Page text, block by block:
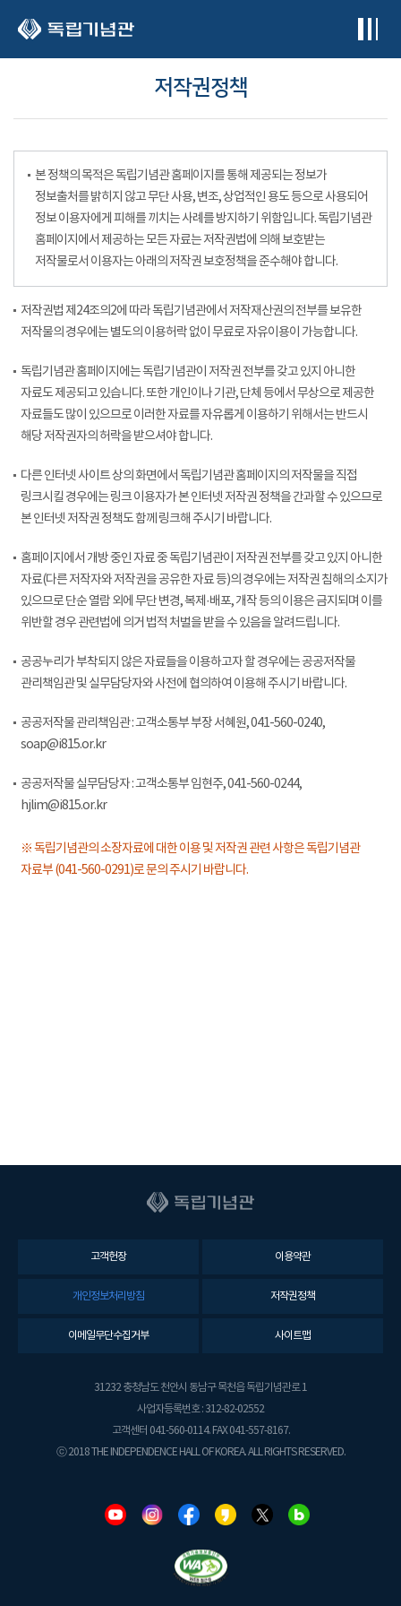
저작권정책
본 정책의 목적은 독립기념관 홈페이지를 통해 제공되는 정보가
정보출처를 밝히지 않고 무단 사용, 변조, 상업적인 용도 등으로 사용되어
정보 이용자에게 피해를 끼치는 사례를 방지하기 위함입니다. 독립기념관
홈페이지에서 제공하는 모든 자료는 저작권법에 의해 보호받는
저작물로서 이용자는 아래의 저작권 보호정책을 준수해야 합니다.
저작권법 제24조의2에 따라 독립기념관에서 저작재산권의 전부를 보유한
저작물의 경우에는 별도의 이용허락 없이 무료로 자유이용이 가능합니다.
독립기념관 홈페이지에는 독립기념관이 저작권 전부를 갖고 있지 아니한
자료도 제공되고 있습니다. 또한 개인이나 기관, 단체 등에서 무상으로 제공한
자료들도 많이 있으므로 이러한 자료를 자유롭게 이용하기 위해서는 반드시
해당 저작권자의 허락을 받으셔야 합니다.
다른 인터넷 사이트 상의 화면에서 독립기념관 홈페이지의 저작물을 직접
링크시킬 경우에는 링크 이용자가 본 인터넷 저작권 정책을 간과할 수 있으므로
본 인터넷 저작권 정책도 함께 링크해 주시기 바랍니다.
홈페이지에서 개방 중인 자료 중 독립기념관이 저작권 전부를 갖고 있지 아니한
자료(다른 저작자와 저작권을 공유한 자료 등)의 경우에는 저작권 침해의 소지가
있으므로 단순 열람 외에 무단 변경, 복제·배포, 개작 등의 이용은 금지되며 이를
위반할 경우 관련법에 의거 법적 처벌을 받을 수 있음을 알려드립니다.
공공누리가 부착되지 않은 자료들을 이용하고자 할 경우에는 공공저작물
관리책임관 및 실무담당자와 사전에 협의하여 이용해 주시기 바랍니다.
공공저작물 관리책임관 : 고객소통부 부장 서혜원, 041-560-0240,
soap@i815.or.kr
공공저작물 실무담당자 : 고객소통부 임현주, 041-560-0244,
hjlim@i815.or.kr
※ 독립기념관의 소장자료에 대한 이용 및 저작권 관련 사항은 독립기념관
자료부 (041-560-0291)로 문의 주시기 바랍니다.
고객헌장 이용약관
개인정보처리방침 저작권정책
이메일무단수집거부 사이트맵
31232 충청남도 천안시 동남구 목천읍 독립기념관로 1
사업자등록번호 : 312-82-02552
고객센터 041-560-0114. FAX 041-557-8167.
ⓒ 2018 THE INDEPENDENCE HALL OF KOREA. ALL RIGHTS RESERVED.